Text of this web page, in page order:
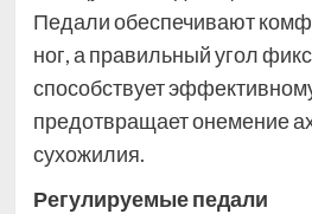
Педали обеспечивают
ног, а правильный угол
способствует
предотвращает онемение
сухожилия.
Регулируемые педали